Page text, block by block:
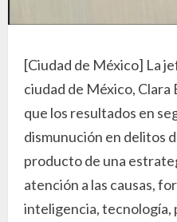
[Ciudad de México] La
ciudad de México,
que los resultados en
dismunución en delitos
producto de una
atención a las causas,
inteligencia, tecnología,